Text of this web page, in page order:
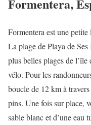
Formentera,
Formentera est une
La plage de Playa de Ses
plus belles plages de
vélo. Pour les
boucle de 12 km à
pins. Une fois sur place,
sable blanc et d’une eau